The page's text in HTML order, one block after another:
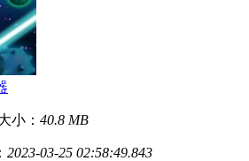
小： 40.8 MB
2023-03-25 02:58:49.843